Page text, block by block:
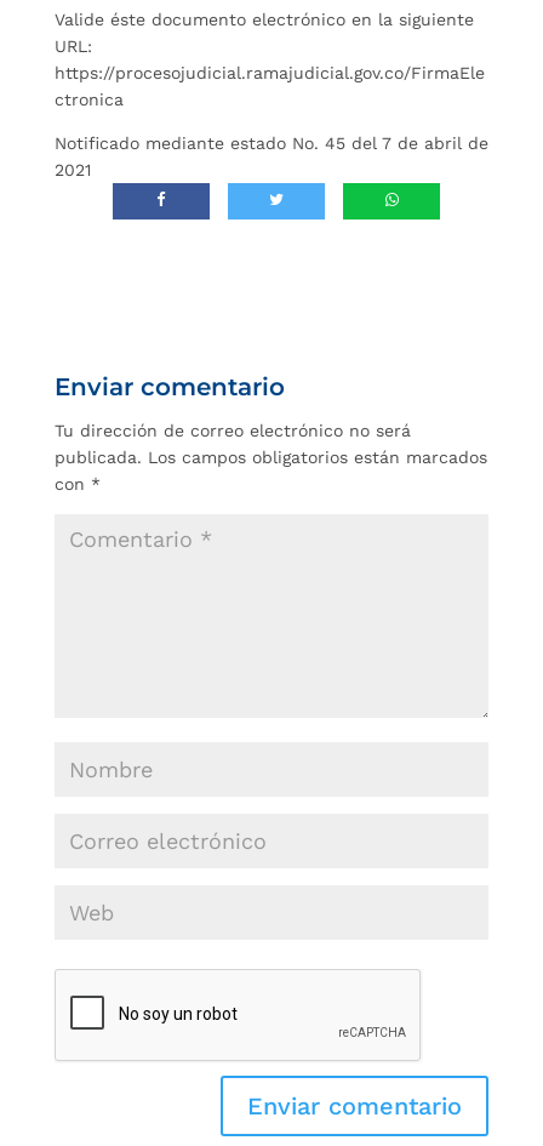
Valide éste documento electrónico en la siguiente
URL:
https://procesojudicial.ramajudicial.gov.co/FirmaEle
ctronica
Notificado mediante estado No. 45 del 7 de abril de
2021
Enviar comentario
Tu dirección de correo electrónico no será
publicada. Los campos obligatorios están marcados
con *